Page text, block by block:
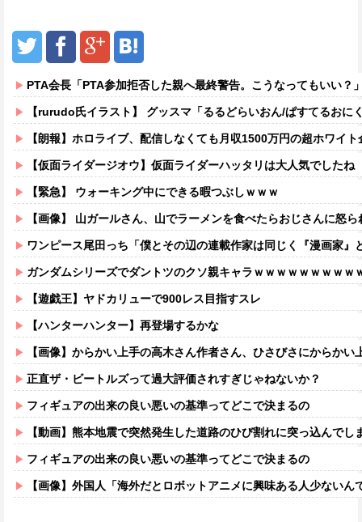
PTA会長「PTA参加拒否した親へ最終警告。こうなってもいい？
【rurudo氏イラスト】 グッスマ「るるどらいおん/ぱすてるおにくVer.」
【朗報】ホロライブ、配信しなくても月収1500万円の超ホワイト
【仮面ライダージオウ】仮面ライダーハッタリは大人気でしたね
【緊急】 ウォーキング中にできる暇つぶしｗｗｗ
【画像】 山ガールさん、山でラーメンを食べたらおじさんに怒
ワンピース尾田っち「僕とその辺の連載作家は同じく『漫画家』と呼ば
ガンダムシリーズでダントツのクソ親キャラｗｗｗｗｗｗｗｗｗ
【遊戯王】ヤドカリューで900レス目指すスレ
【ハンターハンター】再登場するかな
【画像】からかい上手の高木さん作者さん、ひさびさにからかい上手の高木
正直ザ・ビートルズって過大評価されすぎじゃねないか？
フィギュアの出来の良い悪いの基準ってどこで決まるの
【動画】熊本地震で突然発生した道路のひび割れに突っ込んでし
フィギュアの出来の良い悪いの基準ってどこで決まるの
【画像】外国人「海外だとロボットアニメに興味ある人少ないん